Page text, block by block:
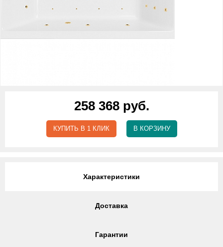
258 368 руб.
КУПИТЬ В 1 КЛИК В КОРЗИНУ
Характеристики
Доставка
Гарантии